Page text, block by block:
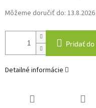
Môžeme doručiť do: 13.8.2026
Pridať do
Detailné informácie